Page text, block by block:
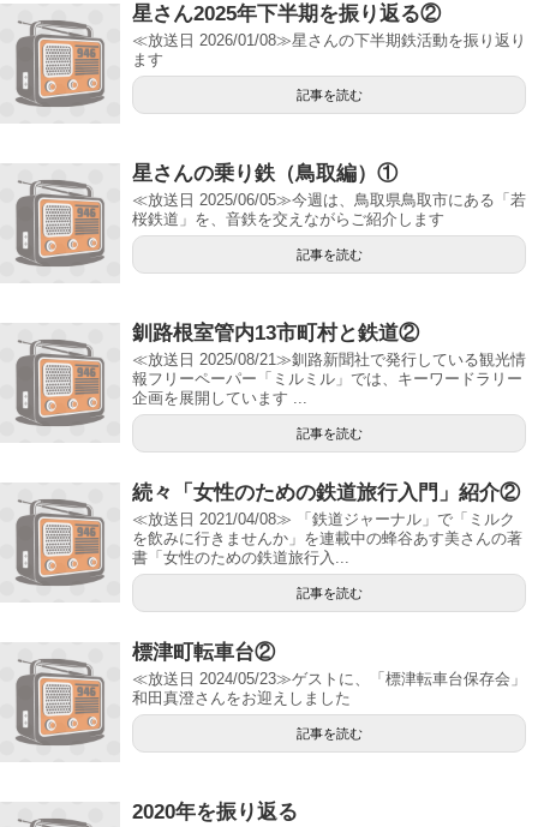
星さん2025年下半期を振り返る②
≪放送日 2026/01/08≫星さんの下半期鉄活動を振り返り
ます
記事を読む
星さんの乗り鉄（鳥取編）①
≪放送日 2025/06/05≫今週は、鳥取県鳥取市にある「若
桜鉄道」を、音鉄を交えながらご紹介します
記事を読む
釧路根室管内13市町村と鉄道②
≪放送日 2025/08/21≫釧路新聞社で発行している観光情
報フリーペーパー「ミルミル」では、キーワードラリー
企画を展開しています ...
記事を読む
続々「女性のための鉄道旅行入門」紹介②
≪放送日 2021/04/08≫ 「鉄道ジャーナル」で「ミルク
を飲みに行きませんか」を連載中の蜂谷あす美さんの著
書「女性のための鉄道旅行入...
記事を読む
標津町転車台②
≪放送日 2024/05/23≫ゲストに、「標津転車台保存会」
和田真澄さんをお迎えしました
記事を読む
2020年を振り返る